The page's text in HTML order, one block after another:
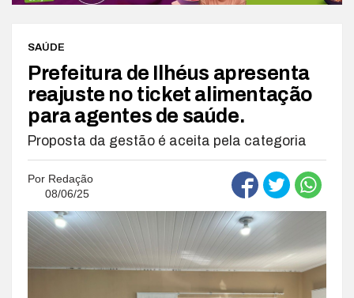
SAÚDE
Prefeitura de Ilhéus apresenta
reajuste no ticket alimentação
para agentes de saúde.
Proposta da gestão é aceita pela categoria
Por Redação
08/06/25